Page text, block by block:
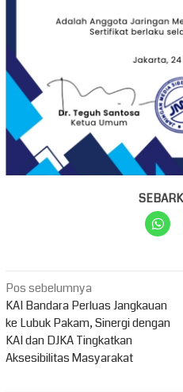
Navigasi
pos
Pos sebelumnya
KAI Bandara Perluas Jangkauan
ke Lubuk Pakam, Sinergi dengan
KAI dan DJKA Tingkatkan
Aksesibilitas Masyarakat